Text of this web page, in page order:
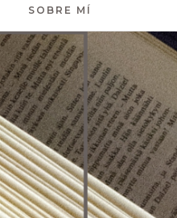
SOBRE MÍ